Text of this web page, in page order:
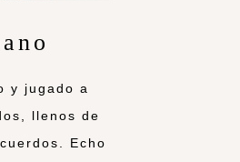
y jugado a
llenos de
Echo